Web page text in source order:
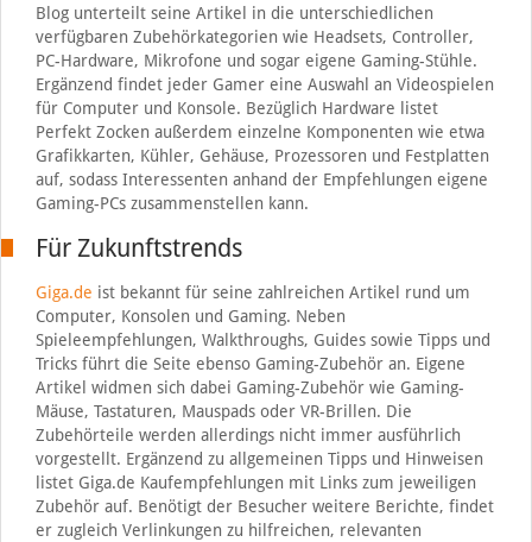
Blog unterteilt seine Artikel in die unterschiedlichen
verfügbaren Zubehörkategorien wie Headsets, Controller,
PC-Hardware, Mikrofone und sogar eigene Gaming-Stühle.
Ergänzend findet jeder Gamer eine Auswahl an Videospielen
für Computer und Konsole. Bezüglich Hardware listet
Perfekt Zocken außerdem einzelne Komponenten wie etwa
Grafikkarten, Kühler, Gehäuse, Prozessoren und Festplatten
auf, sodass Interessenten anhand der Empfehlungen eigene
Gaming-PCs zusammenstellen kann.
Für Zukunftstrends
Giga.de ist bekannt für seine zahlreichen Artikel rund um
Computer, Konsolen und Gaming. Neben
Spieleempfehlungen, Walkthroughs, Guides sowie Tipps und
Tricks führt die Seite ebenso Gaming-Zubehör an. Eigene
Artikel widmen sich dabei Gaming-Zubehör wie Gaming-
Mäuse, Tastaturen, Mauspads oder VR-Brillen. Die
Zubehörteile werden allerdings nicht immer ausführlich
vorgestellt. Ergänzend zu allgemeinen Tipps und Hinweisen
listet Giga.de Kaufempfehlungen mit Links zum jeweiligen
Zubehör auf. Benötigt der Besucher weitere Berichte, findet
er zugleich Verlinkungen zu hilfreichen, relevanten